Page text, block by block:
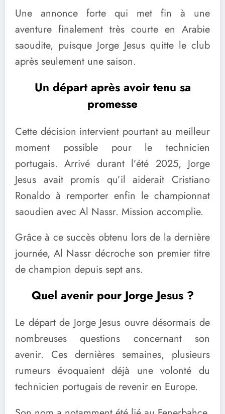
Une annonce forte qui met fin à une
aventure finalement très courte en Arabie
saoudite, puisque Jorge Jesus quitte le club
après seulement une saison.
Un départ après avoir tenu sa
promesse
Cette décision intervient pourtant au meilleur
moment possible pour le technicien
portugais. Arrivé durant l’été 2025, Jorge
Jesus avait promis qu’il aiderait Cristiano
Ronaldo à remporter enfin le championnat
saoudien avec Al Nassr. Mission accomplie.
Grâce à ce succès obtenu lors de la dernière
journée, Al Nassr décroche son premier titre
de champion depuis sept ans.
Quel avenir pour Jorge Jesus ?
Le départ de Jorge Jesus ouvre désormais de
nombreuses questions concernant son
avenir. Ces dernières semaines, plusieurs
rumeurs évoquaient déjà une volonté du
technicien portugais de revenir en Europe.